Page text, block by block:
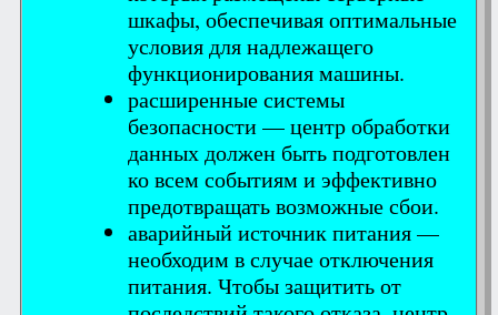
шкафы, обеспечивая оптимальные
условия для надлежащего
функционирования машины.
расширенные системы
безопасности — центр обработки
данных должен быть подготовлен
ко всем событиям и эффективно
предотвращать возможные сбои.
аварийный источник питания —
необходим в случае отключения
питания. Чтобы защитить от